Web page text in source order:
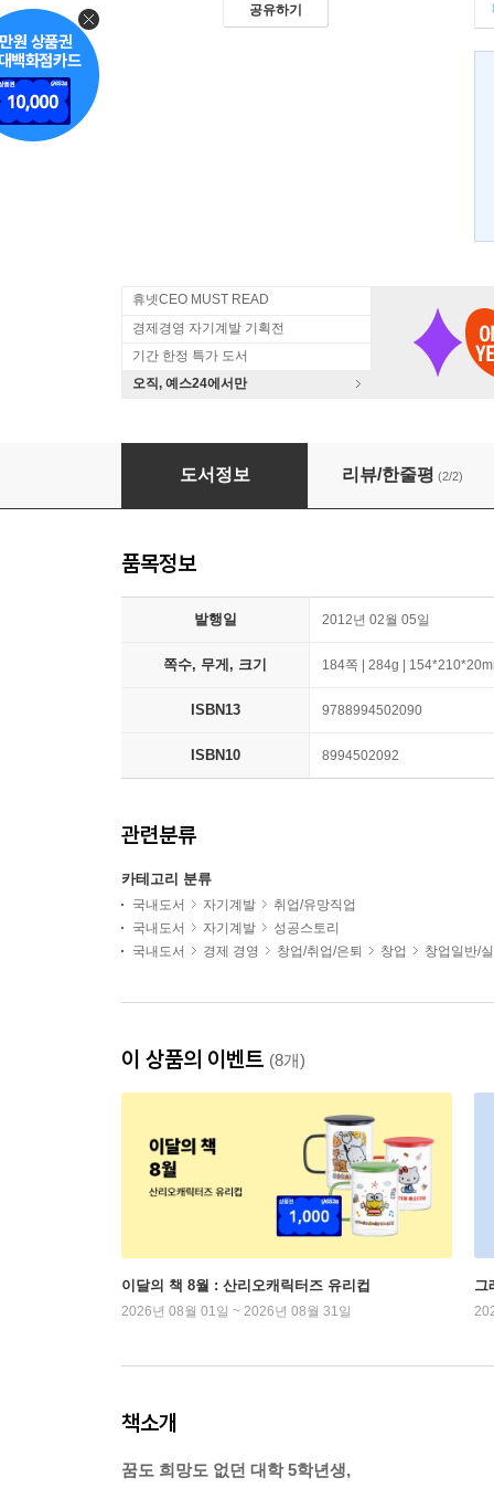
공유하기
휴넷CEO MUST READ
경제경영 자기계발 기획전
기간 한정 특가 도서
오직, 예스24에서만
하고 싶은 일이 없는 사람은 사회적기업가가 되
도서정보 리뷰/한줄평 (2/2)
품목정보
발행일 2012년 02월 05일
쪽수, 무게, 크기 184쪽 | 284g |
ISBN13 9788994502090
ISBN10 8994502092
관련분류
카테고리 분류
국내도서 자기계발
취업/유망직업
국내도서
자기계발
성공스토리
국내도서
경제 경영 창업/취업/은퇴 창업 창업일반/
이 상품의 이벤트 (8개)
이달의 책 8월 : 산리오캐릭터즈 유리컵
2026년 08월 01일 ~ 2026년 08월 31일
그
책소개
꿈도 희망도 없던 대학 5학년생,